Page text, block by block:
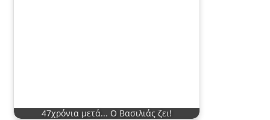
47χρόνια μετά... Ο Βασιλιάς ζει!